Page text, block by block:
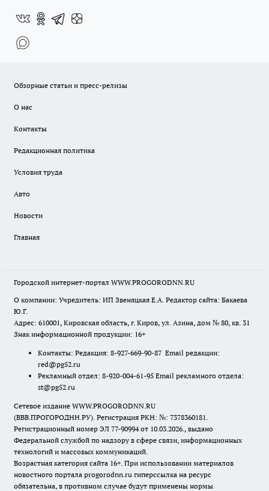
Обзорные статьи и пресс-релизы
О нас
Контакты
Редакционная политика
Условия труда
Авто
Новости
Главная
Городской интернет-портал WWW.PROGORODNN.RU
О компании: Учредитель: ИП Звеняцкая Е.А. Редактор сайта: Бакаева
Ю.Г.
Адрес: 610001, Кировская область, г. Киров, ул. Азина, дом № 80, кв. 31
Знак информационной продукции: 16+
Контакты: Редакция: 8-927-669-90-87 Email редакции:
red@pg52.ru
Рекламный отдел: 8-920-004-61-95 Email рекламного отдела:
st@pg52.ru
Сетевое издание WWW.PROGORODNN.RU
(ВВВ.ПРОГОРОДНН.РУ). Регистрация РКН: №: 7378360181.
Регистрационный номер ЭЛ 77-90994 от 10.03.2026., выдано
Федеральной службой по надзору в сфере связи, информационных
технологий и массовых коммуникаций.
Возрастная категория сайта 16+. При использовании материалов
новостного портала progorodnn.ru гиперссылка на ресурс
обязательна, в противном случае будут применены нормы